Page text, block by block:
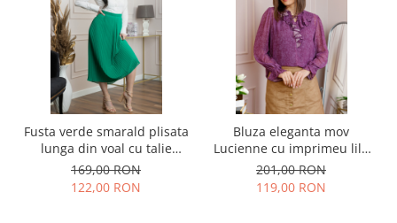
Fusta verde smarald plisata
lunga din voal cu talie
elastica
169,00 RON
122,00 RON
Bluza eleganta mov
Lucienne cu imprimeu lila
si jabou
201,00 RON
119,00 RON